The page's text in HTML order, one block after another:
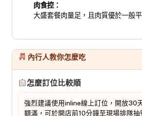
肉食控：
大盛套餐肉量足，且肉質優於一般
內行人教你怎麼吃
怎麼訂位比較順
強烈建議使用inline線上訂位，開放30
額滿，可於開店前10分鐘至現場排隊抽